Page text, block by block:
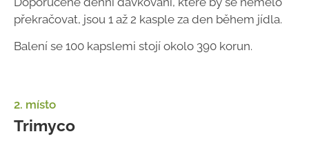
překračovat, jsou 1 až 2 kasple za den během jídla.
Balení se 100 kapslemi stojí okolo 390 korun.
2. místo
Trimyco